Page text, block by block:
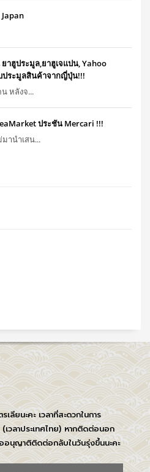
าฮูประมูล,ยาฮูเจแปน, Yahoo
ประมูลสินค้าจากญี่ปุ่น!!!
หลังจ...
ประชัน Mercari !!!
านำเสน...
ลียนะคะ เวลาที่สะดวกในการ
ลาประเทศไทย) หากติดต่อนอก
อนุญาติติดต่อกลับในวันรุ่งขึ้นนะคะ